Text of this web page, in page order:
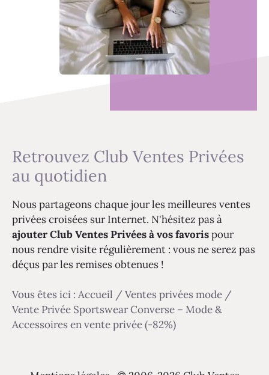
Retrouvez Club Ventes Privées
au quotidien
Nous partageons chaque jour les meilleures ventes
privées croisées sur Internet. N'hésitez pas à
ajouter Club Ventes Privées à vos favorispour
nous rendre visite régulièrement : vous ne serez pas
déçus par les remises obtenues !
Vous êtes ici : Accueil / Ventes privées mode /
Vente Privée Sportswear Converse – Mode &
Accessoires en vente privée (-82%)